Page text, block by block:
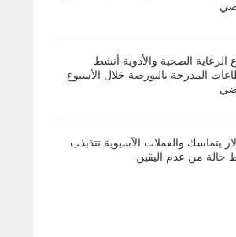
الرعاية الصحية والأدوية أنشط
المدرجة بالبورصة خلال الأسبوع
يتماسك والعملات الآسيوية تتذبذب
حالة من عدم اليقين